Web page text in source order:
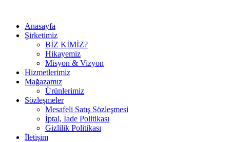
Anasayfa
Şirketimiz
BİZ KİMİZ?
Hikayemiz
Misyon & Vizyon
Hizmetlerimiz
Mağazamız
Ürünlerimiz
Sözleşmeler
Mesafeli Satış Sözleşmesi
İptal, İade Politikası
Gizlilik Politikası
İletişim